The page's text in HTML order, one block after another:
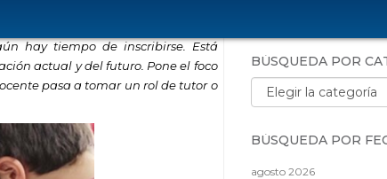
hay tiempo de inscribirse. Está
actual y del futuro. Pone el foco
pasa a tomar un rol de tutor o
BÚSQUEDA POR
Búsqueda por
BÚSQUEDA POR
agosto 2026